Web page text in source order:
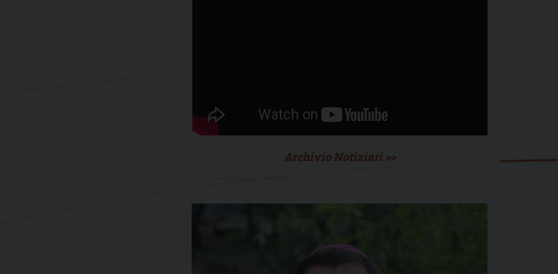
Archivio Notiziari >>